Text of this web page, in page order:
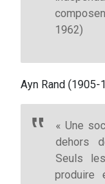
1962)
Ayn Rand (1905-
« Une
dehors
Seuls
produire